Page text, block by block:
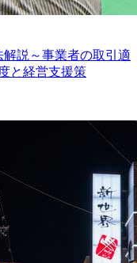
解説～事業者の取引適
と経営支援策